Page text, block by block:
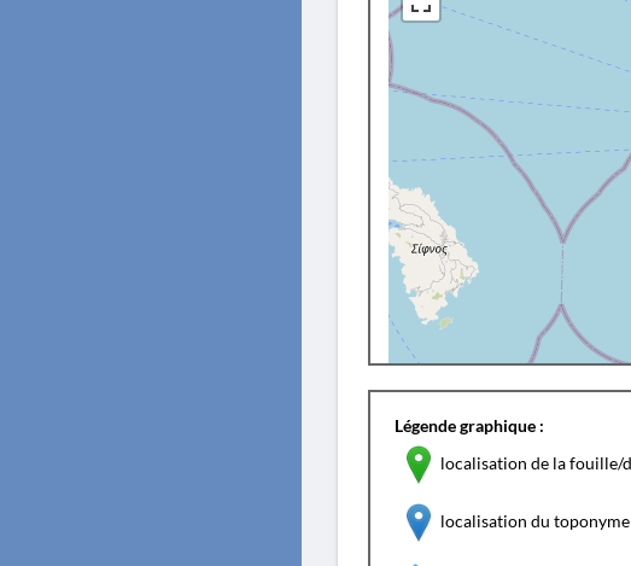
Légende graphique :
localisation de la fouille/
localisation du toponyme